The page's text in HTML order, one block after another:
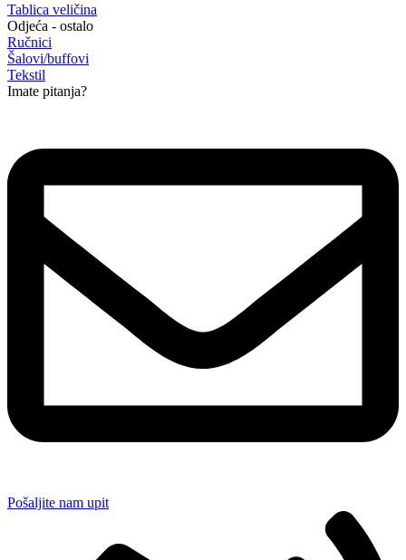
Tablica veličina
Odjeća - ostalo
Ručnici
Šalovi/buffovi
Tekstil
Imate pitanja?
Pošaljite nam upit